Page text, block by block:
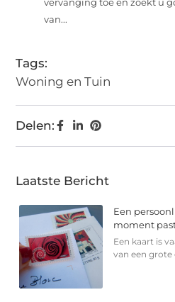
vervanging toe en zoekt u
van...
Tags:
Woning en Tuin
Delen:
Laatste Bericht
Een
moment
Een kaart is
van een grote